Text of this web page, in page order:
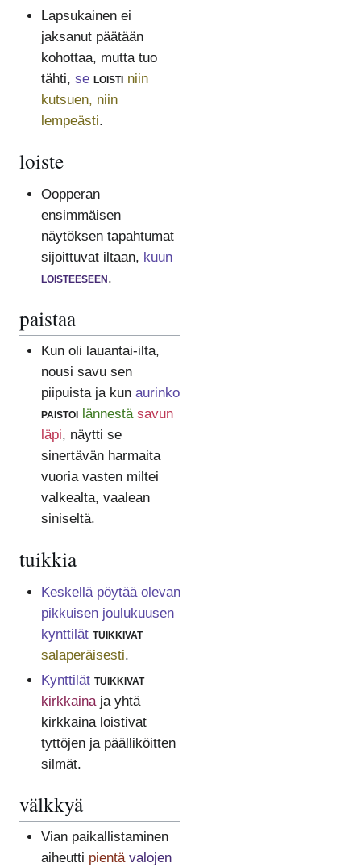
Lapsukainen ei
jaksanut päätään
kohottaa, mutta tuo
tähti, se loisti niin
kutsuen, niin
lempeästi.
loiste
Oopperan
ensimmäisen
näytöksen tapahtumat
sijoittuvat iltaan, kuun
loisteeseen.
paistaa
Kun oli lauantai-ilta,
nousi savu sen
piipuista ja kun aurinko
paistoi lännestä savun
läpi, näytti se
sinertävän harmaita
vuoria vasten miltei
valkealta, vaalean
siniseltä.
tuikkia
Keskellä pöytää olevan
pikkuisen joulukuusen
kynttilät tuikkivat
salaperäisesti.
Kynttilät tuikkivat
kirkkainaja yhtä
kirkkaina loistivat
tyttöjen ja päälliköitten
silmät.
välkkyä
Vian paikallistaminen
aiheutti pientä valojen